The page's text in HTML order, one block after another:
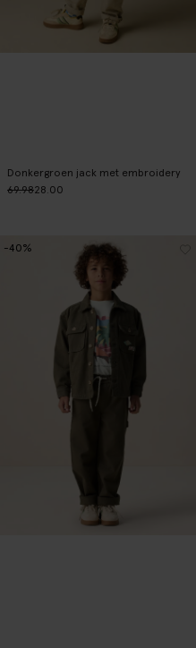
Donkergroen jack met embroidery
69.9828.00
-40%